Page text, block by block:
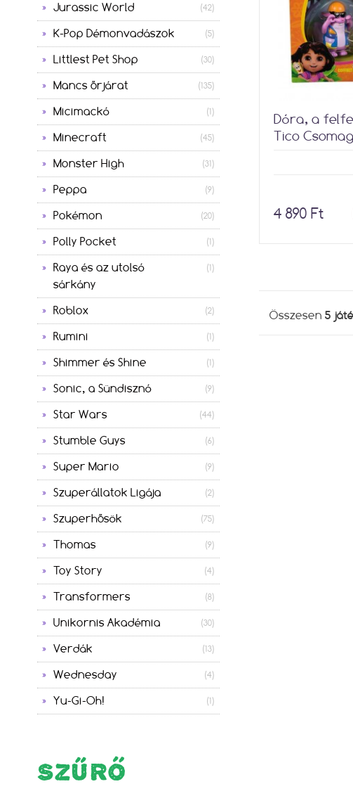
Jurassic World (42)
K-Pop Démonvadászok (5)
Littlest Pet Shop (30)
Mancs őrjárat (135)
Micimackó (1)
Minecraft (45)
Monster High (31)
Peppa (9)
Pokémon (20)
Polly Pocket (1)
Raya és az utolsó
sárkány
(1)
Roblox (2)
Rumini (1)
Shimmer és Shine (1)
Sonic, a Sündisznó (9)
Star Wars (44)
Stumble Guys (6)
Super Mario (9)
Szuperállatok Ligája (2)
Szuperhősök (75)
Thomas (9)
Toy Story (4)
Transformers (8)
Unikornis Akadémia (30)
Verdák (13)
Wednesday (4)
Yu-Gi-Oh! (1)
SZŰRŐ
Dóra, a
Tico Csomag
4 890 Ft
Összesen 5